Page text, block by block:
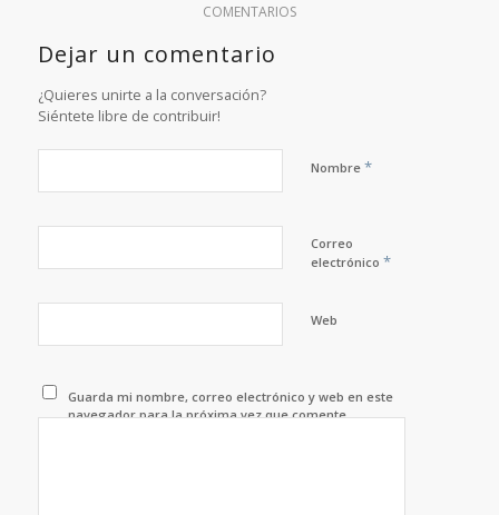
COMENTARIOS
Dejar un comentario
¿Quieres unirte a la conversación?
Siéntete libre de contribuir!
Nombre *
Correo
electrónico *
Web
Guarda mi nombre, correo electrónico y web en este
navegador para la próxima vez que comente.